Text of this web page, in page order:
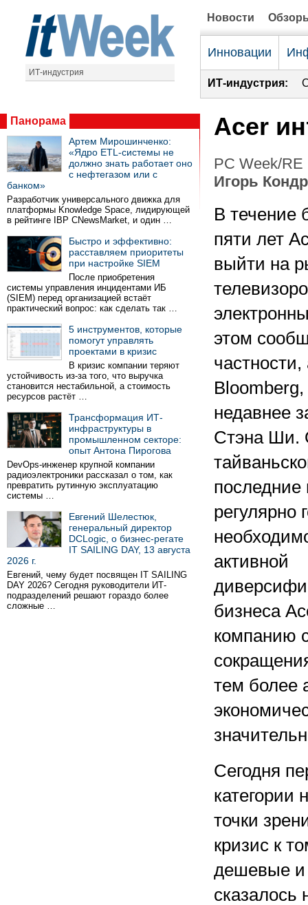
ИТ-индустрия
Новости
Инновации
ИТ-индустрия:
Панорама
Артем Мирошинченко:
«Ядро ETL-системы не
должно знать работает оно
с нефтегазом или с
банком»
Разработчик универсального движка для
платформы Knowledge Space, лидирующей
в рейтинге IBP CNewsMarket, и один …
Быстро и эффективно:
расставляем приоритеты
при настройке SIEM
После приобретения
системы управления инцидентами ИБ
(SIEM) перед организацией встаёт
практический вопрос: как сделать так …
5 инструментов, которые
помогут управлять
проектами в кризис
В кризис компании теряют
устойчивость из-за того, что выручка
становится нестабильной, а стоимость
ресурсов растёт …
Трансформация ИТ-
инфраструктуры в
промышленном секторе:
опыт Антона Пирогова
DevOps-инженер крупной компании
радиоэлектроники рассказал о том, как
превратить рутинную эксплуатацию
системы …
Евгений Шелестюк,
генеральный директор
DCLogic, о бизнес-регате
IT SAILING DAY, 13 августа
2026 г.
Евгений, чему будет посвящен IT SAILING
DAY 2026? Сегодня руководители ИТ-
подразделений решают гораздо более
сложные …
Acer
PC Week/
Игорь
В течение
пяти лет
выйти на
этом
частности,
недавнее
Стэна Ши.
последние
регулярно
активной
бизнеса
компанию
тем более
Сегодня
категории
точки
кризис к
дешевые и
сказалось